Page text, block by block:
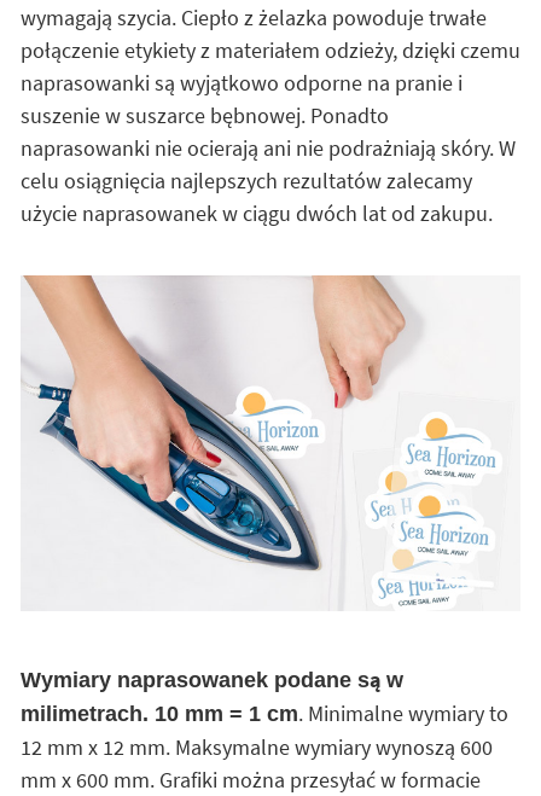
wymagają szycia. Ciepło z żelazka powoduje trwałe
połączenie etykiety z materiałem odzieży, dzięki czemu
naprasowanki są wyjątkowo odporne na pranie i
suszenie w suszarce bębnowej. Ponadto
naprasowanki nie ocierają ani nie podrażniają skóry. W
celu osiągnięcia najlepszych rezultatów zalecamy
użycie naprasowanek w ciągu dwóch lat od zakupu.
Wymiary naprasowanek podane są w
milimetrach. 10 mm = 1 cm. Minimalne wymiary to
12 mm x 12 mm. Maksymalne wymiary wynoszą 600
mm x 600 mm. Grafiki można przesyłać w formacie